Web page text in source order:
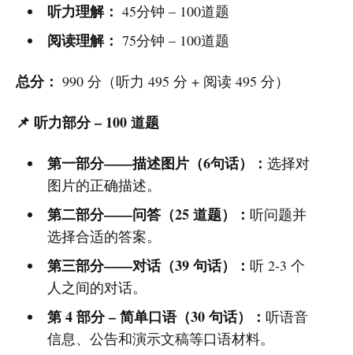
听力理解： 45分钟 – 100道题
阅读理解： 75分钟 – 100道题
总分： 990 分（听力 495 分 + 阅读 495 分）
📌 听力部分 – 100 道题
第一部分——描述图片（6句话）： 选择对
图片的正确描述。
第二部分——问答（25 道题）： 听问题并
选择合适的答案。
第三部分——对话（39 句话）： 听 2-3 个
人之间的对话。
第 4 部分 – 简单口语（30 句话）： 听语音
信息、公告和演示文稿等口语材料。